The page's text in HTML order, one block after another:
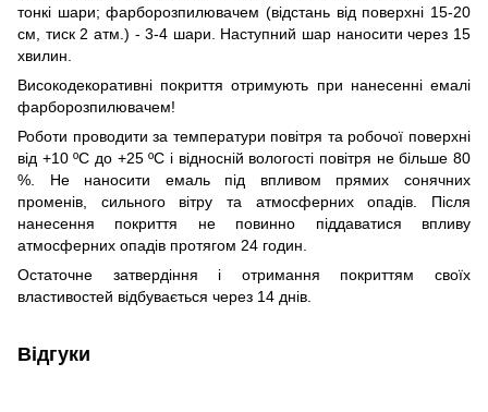
тонкі шари; фарборозпилювачем (відстань від поверхні 15-20
см, тиск 2 атм.) - 3-4 шари. Наступний шар наносити через 15
хвилин.
Високодекоративні покриття отримують при нанесенні емалі
фарборозпилювачем!
Роботи проводити за температури повітря та робочої поверхні
від +10 ºС до +25 ºС і відносній вологості повітря не більше 80
%. Не наносити емаль під впливом прямих сонячних
променів, сильного вітру та атмосферних опадів. Після
нанесення покриття не повинно піддаватися впливу
атмосферних опадів протягом 24 годин.
Остаточне затвердіння і отримання покриттям своїх
властивостей відбувається через 14 днів.
Відгуки